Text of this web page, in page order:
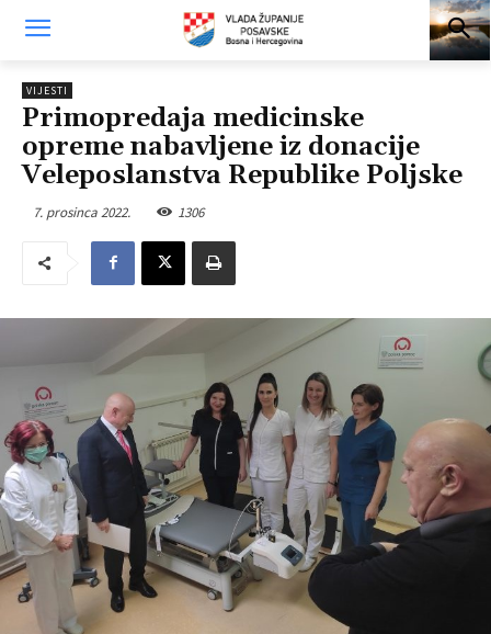
VIJESTI
Primopredaja medicinske
opreme nabavljene iz donacije
Veleposlanstva Republike Poljske
7. prosinca 2022. 1306